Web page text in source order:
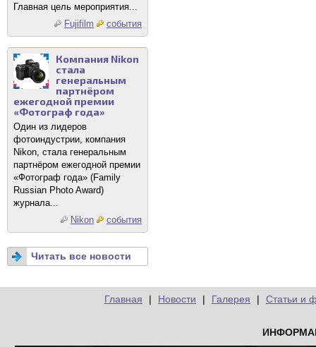
Главная цель мероприятия...
Fujifilm
события
Компания Nikon
стала
генеральным
партнёром
ежегодной премии
«Фотограф года»
Один из лидеров
фотоиндустрии, компания
Nikon, стала генеральным
партнёром ежегодной премии
«Фотограф года» (Family
Russian Photo Award)
журнала...
Nikon
события
Читать все новости
Главная | Новости | Галерея | Статьи и